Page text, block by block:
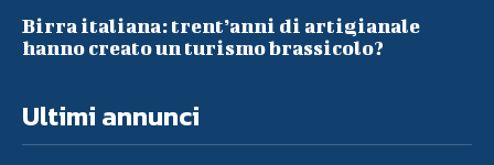
Birra italiana: trent’anni di artigianale
hanno creato un turismo brassicolo?
Ultimi annunci